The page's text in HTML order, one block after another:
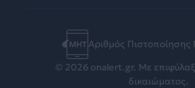
Αριθμός
© 2026 onalert.gr. Με
δικαιώματος.